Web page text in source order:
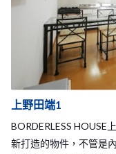
上野田端1
BORDERLESS HOUSE
新打造的物件，不管是